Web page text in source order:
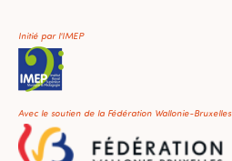
Initié par l'IMEP
Avec le soutien de la Fédération Wallonie-Bruxelles